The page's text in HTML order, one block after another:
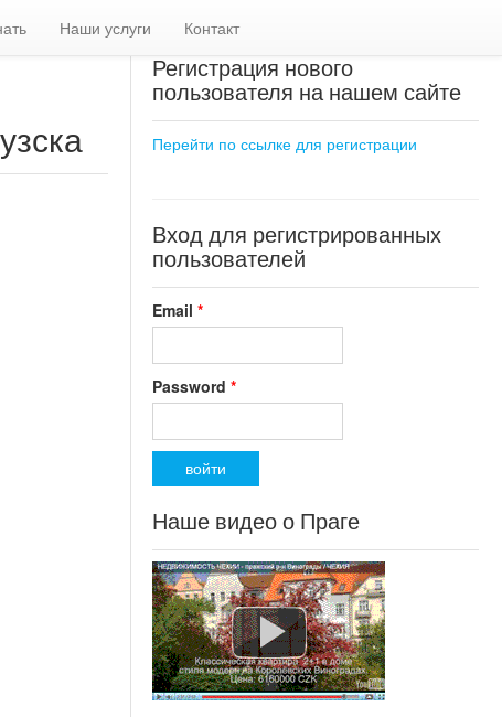
Наши услуги Контакт
Регистрация нового
пользователя на нашем сайте
Перейти по ссылке для регистрации
Вход для регистрированных
пользователей
Email *
Password *
Наше видео о Праге